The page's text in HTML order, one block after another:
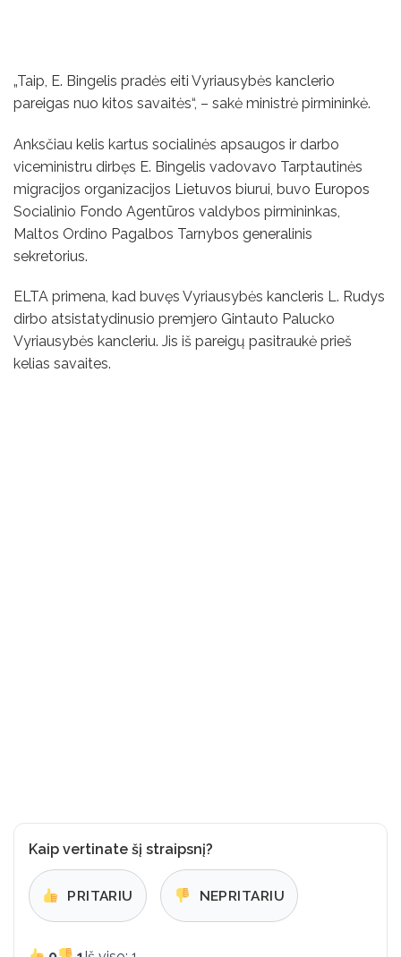
„Taip, E. Bingelis pradės eiti Vyriausybės kanclerio
pareigas nuo kitos savaitės“, – sakė ministrė pirmininkė.
Anksčiau kelis kartus socialinės apsaugos ir darbo
viceministru dirbęs E. Bingelis vadovavo Tarptautinės
migracijos organizacijos Lietuvos biurui, buvo Europos
Socialinio Fondo Agentūros valdybos pirmininkas,
Maltos Ordino Pagalbos Tarnybos generalinis
sekretorius.
ELTA primena, kad buvęs Vyriausybės kancleris L. Rudys
dirbo atsistatydinusio premjero Gintauto Palucko
Vyriausybės kancleriu. Jis iš pareigų pasitraukė prieš
kelias savaites.
Kaip vertinate šį straipsnį?
PRITARIU NEPRITARIU